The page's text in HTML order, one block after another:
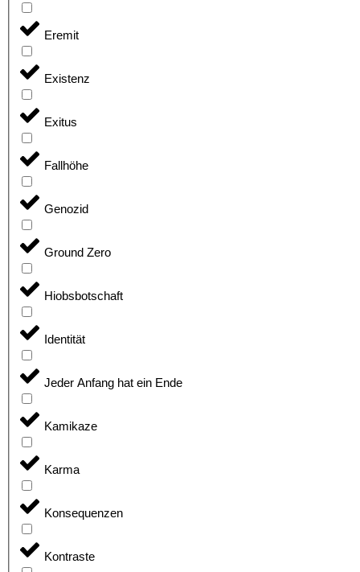
Eremit
Existenz
Exitus
Fallhöhe
Genozid
Ground Zero
Hiobsbotschaft
Identität
Jeder Anfang hat ein Ende
Kamikaze
Karma
Konsequenzen
Kontraste